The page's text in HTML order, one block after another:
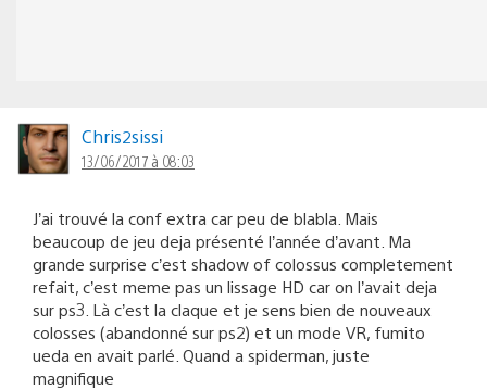
Chris2sissi
13/06/2017 à 08:03
J’ai trouvé la conf extra car peu de blabla. Mais
beaucoup de jeu deja présenté l’année d’avant. Ma
grande surprise c’est shadow of colossus completement
refait, c’est meme pas un lissage HD car on l’avait deja
sur ps3. Là c’est la claque et je sens bien de nouveaux
colosses (abandonné sur ps2) et un mode VR, fumito
ueda en avait parlé. Quand a spiderman, juste
magnifique